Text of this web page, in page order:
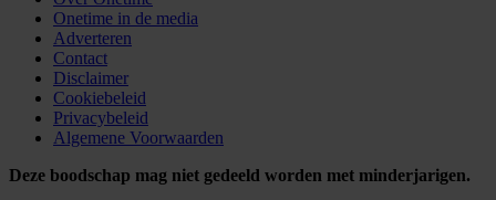
Onetime in de media
Adverteren
Contact
Disclaimer
Cookiebeleid
Privacybeleid
Algemene Voorwaarden
Deze boodschap mag niet gedeeld worden met minderjarigen.